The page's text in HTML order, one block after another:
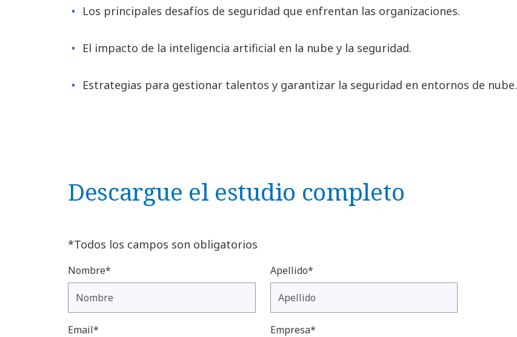
Los principales desafíos de seguridad que enfrentan las organizaciones.
El impacto de la inteligencia artificial en la nube y la seguridad.
Estrategias para gestionar talentos y garantizar la seguridad en entornos de nube.
Descargue el estudio completo
*Todos los campos son obligatorios
Nombre* Apellido*
Email* Empresa*